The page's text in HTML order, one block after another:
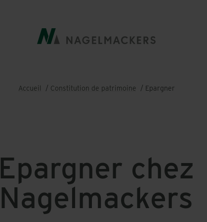
Fil
Accueil Constitution de patrimoine Epargner
Epargner chez
Nagelmackers